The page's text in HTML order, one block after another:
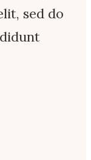
sed do